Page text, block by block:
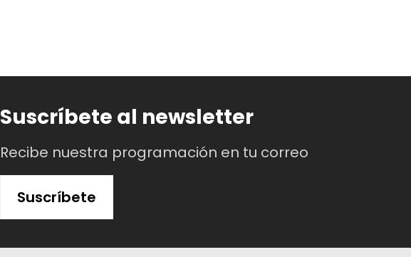
Suscríbete al newsletter
Recibe nuestra programación en tu correo
Suscríbete